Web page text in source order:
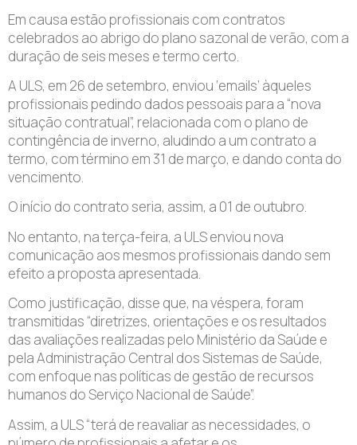
Em causa estão profissionais com contratos
celebrados ao abrigo do plano sazonal de verão, com a
duração de seis meses e termo certo.
A ULS, em 26 de setembro, enviou ‘emails’ àqueles
profissionais pedindo dados pessoais para a “nova
situação contratual”, relacionada com o plano de
contingência de inverno, aludindo a um contrato a
termo, com término em 31 de março, e dando conta do
vencimento.
O início do contrato seria, assim, a 01 de outubro.
No entanto, na terça-feira, a ULS enviou nova
comunicação aos mesmos profissionais dando sem
efeito a proposta apresentada.
Como justificação, disse que, na véspera, foram
transmitidas “diretrizes, orientações e os resultados
das avaliações realizadas pelo Ministério da Saúde e
pela Administração Central dos Sistemas de Saúde,
com enfoque nas políticas de gestão de recursos
humanos do Serviço Nacional de Saúde”.
Assim, a ULS “terá de reavaliar as necessidades, o